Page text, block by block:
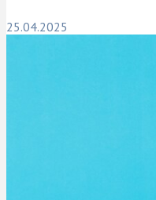
25.04.2025